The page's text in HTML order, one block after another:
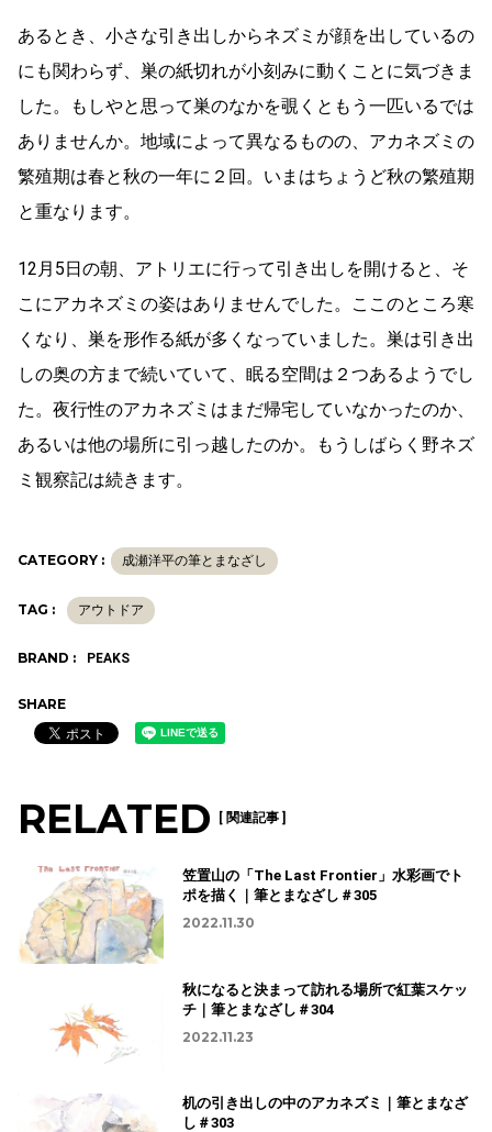
あるとき、小さな引き出しからネズミが顔を出しているの
にも関わらず、巣の紙切れが小刻みに動くことに気づきま
した。もしやと思って巣のなかを覗くともう一匹いるでは
ありませんか。地域によって異なるものの、アカネズミの
繁殖期は春と秋の一年に２回。いまはちょうど秋の繁殖期
と重なります。
12月5日の朝、アトリエに行って引き出しを開けると、そ
こにアカネズミの姿はありませんでした。ここのところ寒
くなり、巣を形作る紙が多くなっていました。巣は引き出
しの奥の方まで続いていて、眠る空間は２つあるようでし
た。夜行性のアカネズミはまだ帰宅していなかったのか、
あるいは他の場所に引っ越したのか。もうしばらく野ネズ
ミ観察記は続きます。
CATEGORY : 成瀬洋平の筆とまなざし
TAG : アウトドア
BRAND : PEAKS
SHARE
RELATED [ 関連記事 ]
笠置山の「The Last Frontier」水彩画でト
ポを描く｜筆とまなざし＃305
2022.11.30
秋になると決まって訪れる場所で紅葉スケッ
チ｜筆とまなざし＃304
2022.11.23
机の引き出しの中のアカネズミ｜筆とまなざ
し＃303